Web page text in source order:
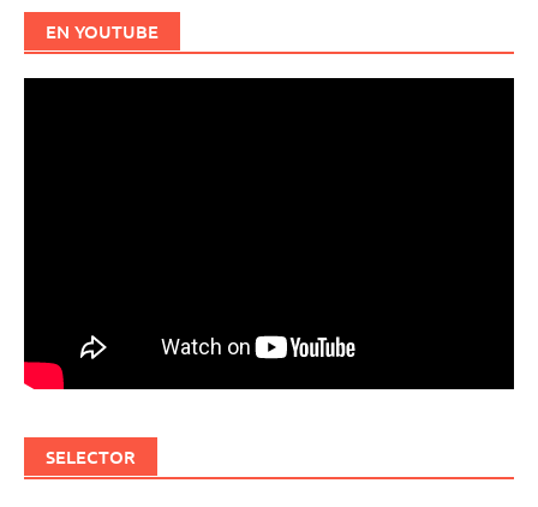
EN YOUTUBE
SELECTOR